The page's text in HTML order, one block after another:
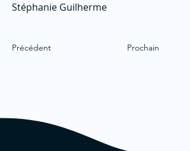
Stéphanie Guilherme
Précédent Prochain